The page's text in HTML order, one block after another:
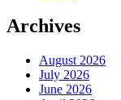
Archives
August 2026
July 2026
June 2026